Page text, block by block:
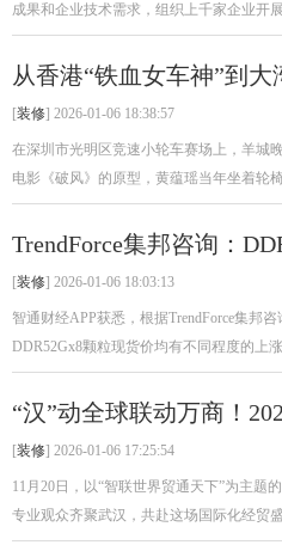
成果和企业技术需求，组织上千家企业开
从香港“铁血女车神”到
[装修] 2026-01-06 18:38:57
在深圳市光明区竞速小轮车赛场上，羊城
电影《破风》的原型，黄蕴瑶当年坐着轮
TrendForce集邦咨询：
[装修] 2026-01-06 18:03:13
智通财经APP获悉，根据TrendForce集邦
DDR52Gx8颗粒现货价均有不同程度的上
“汉”动全球联动万商！
[装修] 2026-01-06 17:25:54
11月20日，以“智联世界贸通天下”为主题
专业观众齐聚武汉，共赴这场国际化经贸